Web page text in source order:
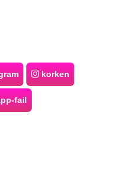
korken
fail